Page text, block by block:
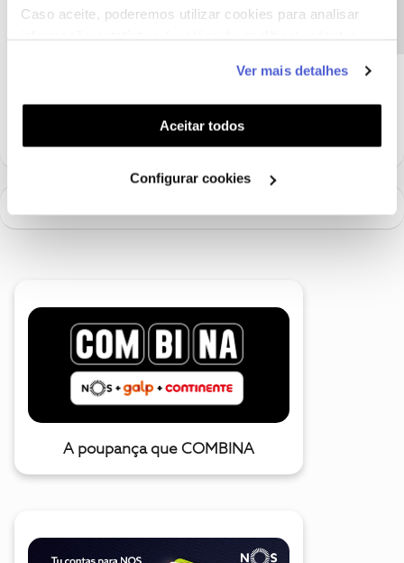
Caso aceite, poderemos utilizar cookies para analisar
funcionalidades (cookies de personalização e
funcionalidade) e adaptar anúncios aos seus interesses
(cookies de publicidade personalizada). Pode gerir a
utilização dos cookies clicando em "Configurar
Ver mais detalhes
Aceitar todos
Configurar cookies
seu número de cliente para o perfil@Fórum.
A poupança que COMBINA